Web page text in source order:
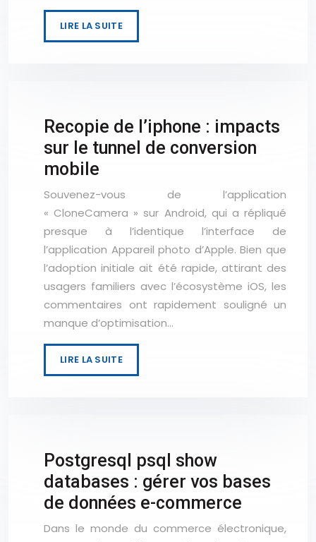
LIRE LA SUITE
Recopie de l’iphone : impacts
sur le tunnel de conversion
mobile
Souvenez-vous de l’application
« CloneCamera » sur Android, qui a répliqué
presque à l’identique l’interface de
l’application Appareil photo d’Apple. Bien que
l’adoption initiale ait été rapide, attirant des
usagers familiers avec l’écosystème iOS, les
commentaires ont rapidement souligné un
manque d’optimisation…
LIRE LA SUITE
Postgresql psql show
databases : gérer vos bases
de données e-commerce
Dans le monde du commerce électronique,